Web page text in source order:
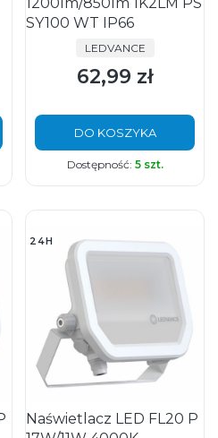
SY100 WT IP66
PRODUCENT
LEDVANCE
Cena
62,99 zł
DO KOSZYKA
Dostępność: 5 szt.
24H
Naświetlacz LED FL20 P